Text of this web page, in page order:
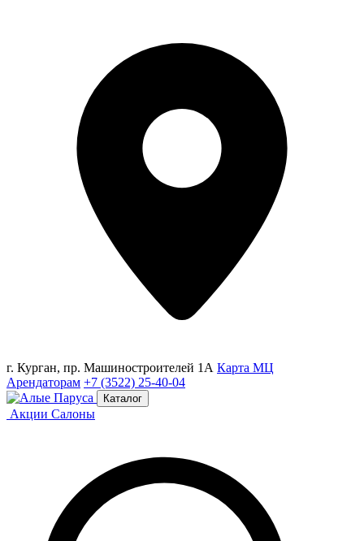
г. Курган, пр. Машиностроителей 1А Карта МЦ
Арендаторам +7 (3522) 25-40-04
Каталог
Акции Салоны